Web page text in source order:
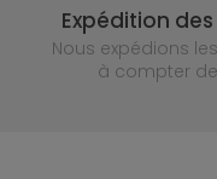
Expédition
Nous expédions
à compter